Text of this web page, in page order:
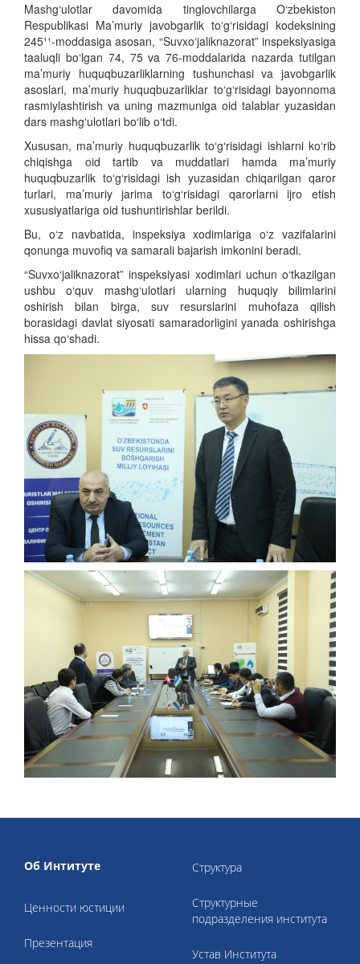
Mashg‘ulotlar davomida tinglovchilarga O‘zbekiston
Respublikasi Ma’muriy javobgarlik to‘g‘risidagi kodeksining
245¹¹-moddasiga asosan, “Suvxo‘jaliknazorat” inspeksiyasiga
taaluqli bo‘lgan 74, 75 va 76-moddalarida nazarda tutilgan
ma’muriy huquqbuzarliklarning tushunchasi va javobgarlik
asoslari, ma’muriy huquqbuzarliklar to‘g‘risidagi bayonnoma
rasmiylashtirish va uning mazmuniga oid talablar yuzasidan
dars mashg‘ulotlari bo‘lib o‘tdi.
Xususan, ma’muriy huquqbuzarlik to‘g‘risidagi ishlarni ko‘rib
chiqishga oid tartib va muddatlari hamda ma’muriy
huquqbuzarlik to‘g‘risidagi ish yuzasidan chiqarilgan qaror
turlari, ma’muriy jarima to‘g‘risidagi qarorlarni ijro etish
xususiyatlariga oid tushuntirishlar berildi.
Bu, o‘z navbatida, inspeksiya xodimlariga o‘z vazifalarini
qonunga muvofiq va samarali bajarish imkonini beradi.
“Suvxo‘jaliknazorat” inspeksiyasi xodimlari uchun o‘tkazilgan
ushbu o‘quv mashg‘ulotlari ularning huquqiy bilimlarini
oshirish bilan birga, suv resurslarini muhofaza qilish
borasidagi davlat siyosati samaradorligini yanada oshirishga
hissa qo‘shadi.
Об Интитуте
Ценности юстиции
Презентация
Структура
Структурные
подразделения института
Устав Института